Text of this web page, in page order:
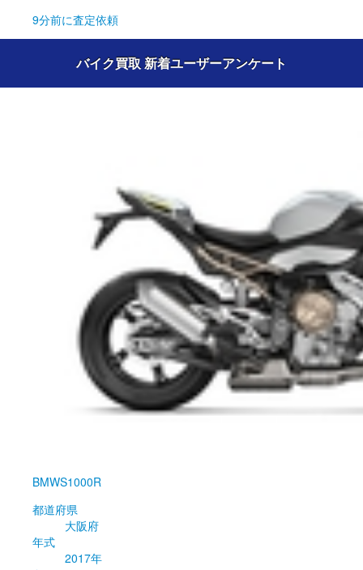
9分前に査定依頼
バイク買取 新着ユーザーアンケート
BMWS1000R
都道府県
大阪府
年式
2017年